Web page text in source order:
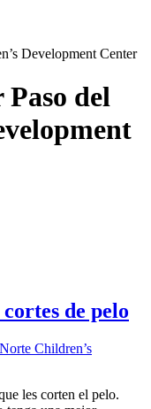
Development Center
del
de pelo
Children’s
les corten el pelo.